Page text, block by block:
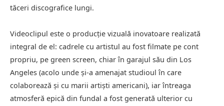
tăceri discografice lungi.
Videoclipul este o producție vizuală inovatoare realizată
integral de el: cadrele cu artistul au fost filmate pe cont
propriu, pe green screen, chiar în garajul său din Los
Angeles (acolo unde și-a amenajat studioul în care
colaborează și cu marii artiști americani), iar întreaga
atmosferă epică din fundal a fost generată ulterior cu